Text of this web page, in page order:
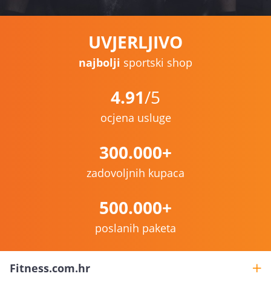
UVJERLJIVO
najbolji sportski shop
4.91/5
ocjena usluge
300.000+
zadovoljnih kupaca
500.000+
poslanih paketa
Fitness.com.hr